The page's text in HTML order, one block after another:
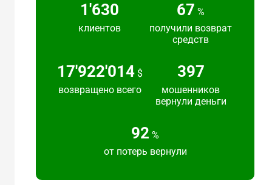
2'195
клиентов
91 %
получили возврат
средств
24'139'856 $
возвращено всего
535
мошенников
вернули деньги
124 %
от потерь вернули